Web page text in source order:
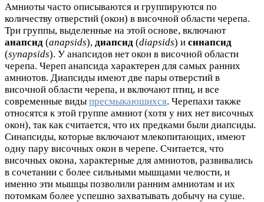
Амниоты часто описываются и группируются по
количеству отверстий (окон) в височной области черепа.
Три группы, выделенные на этой основе, включают
анапсид (anapsids), диапсид (diapsids) и синапсид
(synapsids). У анапсидов нет окон в височной области
черепа. Череп анапсида характерен для самых ранних
амниотов. Диапсиды имеют две пары отверстий в
височной области черепа, и включают птиц, и все
современные виды пресмыкающихся. Черепахи также
относятся к этой группе амниот (хотя у них нет височных
окон), так как считается, что их предками были диапсиды.
Синапсиды, которые включают млекопитающих, имеют
одну пару височных окон в черепе. Считается, что
височных окона, характерные для амниотов, развивались
в сочетании с более сильными мышцами челюсти, и
именно эти мышцы позволили ранним амниотам и их
потомкам более успешно захватывать добычу на суше.